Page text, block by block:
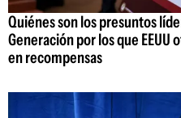
Quiénes son los presuntos
Generación por los que
en recompensas